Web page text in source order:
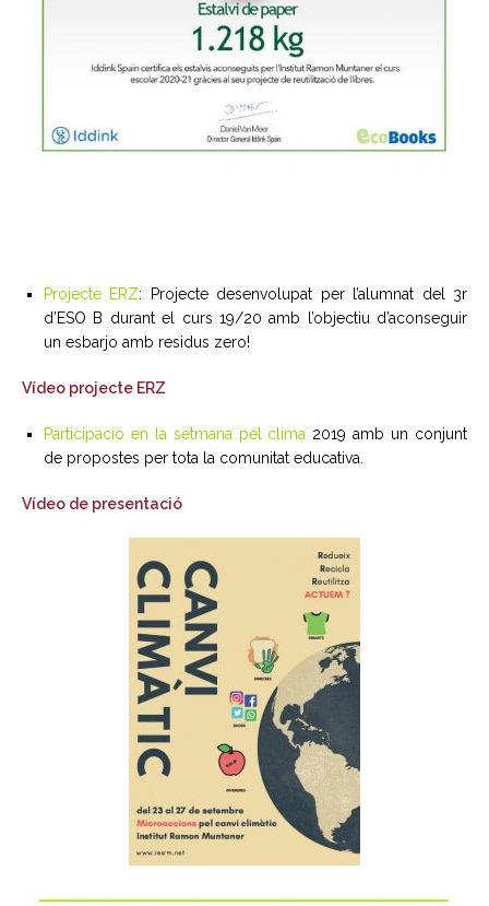
Projecte ERZ: Projecte desenvolupat per l’alumnat del 3r
d’ESO B durant el curs 19/20 amb l’objectiu d’aconseguir
un esbarjo amb residus zero!
Vídeo projecte ERZ
Participació en la setmana pel clima 2019 amb un conjunt
de propostes per tota la comunitat educativa.
Vídeo de presentació